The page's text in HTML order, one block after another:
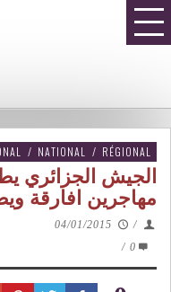
/ NATIONAL / RÉGIONAL
الجيش الجزائري
مهاجرين افارقة
/
04/01/2015
0
/